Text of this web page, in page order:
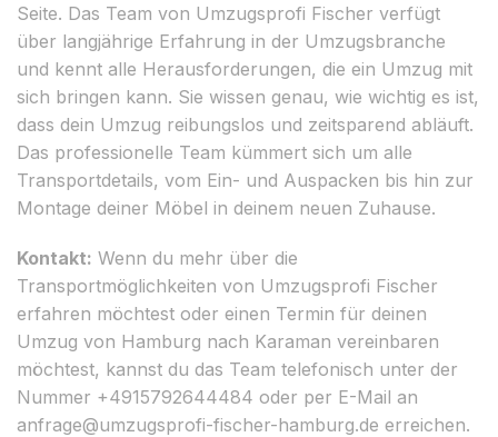
Seite. Das Team von Umzugsprofi Fischer verfügt
über langjährige Erfahrung in der Umzugsbranche
und kennt alle Herausforderungen, die ein Umzug mit
sich bringen kann. Sie wissen genau, wie wichtig es ist,
dass dein Umzug reibungslos und zeitsparend abläuft.
Das professionelle Team kümmert sich um alle
Transportdetails, vom Ein- und Auspacken bis hin zur
Montage deiner Möbel in deinem neuen Zuhause.
Kontakt: Wenn du mehr über die
Transportmöglichkeiten von Umzugsprofi Fischer
erfahren möchtest oder einen Termin für deinen
Umzug von Hamburg nach Karaman vereinbaren
möchtest, kannst du das Team telefonisch unter der
Nummer +4915792644484 oder per E-Mail an
anfrage@umzugsprofi-fischer-hamburg.de erreichen.